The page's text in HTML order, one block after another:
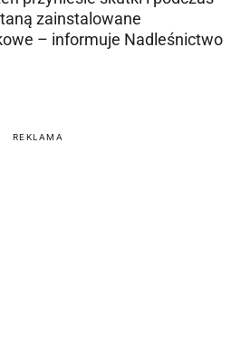
zainstalowane
– informuje Nadleśnictwo
REKLAMA